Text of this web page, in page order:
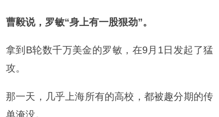
曹毅说，罗敏“身上有一股狠劲”。
拿到B轮数千万美金的罗敏，在9月1日发起了猛
攻。
那一天，几乎上海所有的高校，都被趣分期的传
单淹没。